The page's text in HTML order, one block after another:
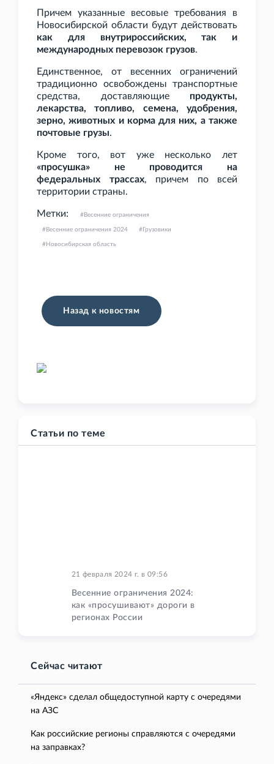
Причем указанные весовые требования в
Новосибирской области будут действовать
как для внутрироссийских, так и
международных перевозок грузов.
Единственное, от весенних ограничений
традиционно освобождены транспортные
средства, доставляющие продукты,
лекарства, топливо, семена, удобрения,
зерно, животных и корма для них, а также
почтовые грузы.
Кроме того, вот уже несколько лет
«просушка» не проводится на
федеральных трассах, причем по всей
территории страны.
Метки: Весенние ограничения
Весенние ограничения 2024 Грузовики
Новосибирская область
Назад к новостям
Статьи по теме
21 февраля 2024 г. в 09:56
Весенние ограничения 2024:
как «просушивают» дороги в
регионах России
Сейчас читают
«Яндекс» сделал общедоступной карту с очередями
на АЗС
Как российские регионы справляются с очередями
на заправках?